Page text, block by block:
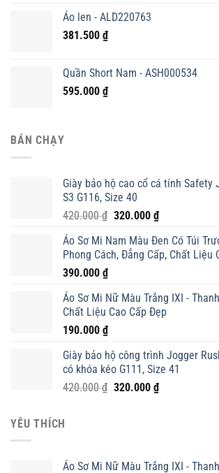
Áo len - ALD220763
381.500 ₫
Quần Short Nam - ASH000534
595.000 ₫
BÁN CHẠY
Giày bảo hộ cao cổ cá tính Safety
S3 G116, Size 40
420.000₫ Giá
là:
420.000 ₫.
320.000 ₫Giá
tại
là:
Áo Sơ Mi Nam Màu Đen Có Túi
Phong Cách, Đẳng Cấp, Chất Liệu
390.000 ₫
Áo Sơ Mi Nữ Màu Trắng IXI -
Chất Liệu Cao Cấp Đẹp
190.000 ₫
Giày bảo hộ công trình Jogger
có khóa kéo G111, Size 41
420.000₫ Giá
320.000 ₫Giá
YÊU THÍCH
Áo Sơ Mi Nữ Màu Trắng IXI -